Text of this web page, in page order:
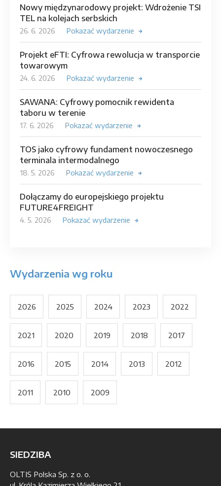
Nowy międzynarodowy projekt: Wdrożenie TSI
TEL na kolejach serbskich
26. 6. 2026 Pokazać wydarzenie
Projekt eFTI: Cyfrowa rewolucja w transporcie
towarowym
24. 6. 2026 Pokazać wydarzenie
SAWANA: Cyfrowy pomocnik rewidenta
taboru w terenie
17. 6. 2026 Pokazać wydarzenie
TOS jako cyfrowy fundament nowoczesnego
terminala intermodalnego
18. 5. 2026 Pokazać wydarzenie
Dołączamy do europejskiego projektu
FUTURE4FREIGHT
4. 5. 2026 Pokazać wydarzenie
Wydarzenia wg roku
2026 2025 2024 2023 2022
2021 2020 2019 2018 2017
2016 2015 2014 2013 2012
2011 2010 2009
SIEDZIBA
OLTIS Polska Sp. z o. o.